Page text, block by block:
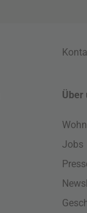
Über
Jobs